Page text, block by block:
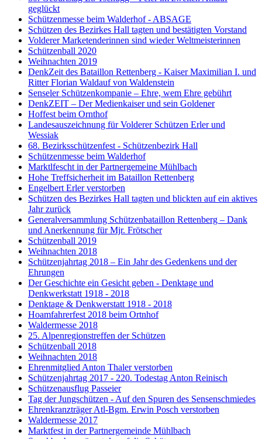
geglückt
Schützenmesse beim Walderhof - ABSAGE
Schützen des Bezirkes Hall tagten und bestätigten Vorstand
Volderer Marketenderinnen sind wieder Weltmeisterinnen
Schützenball 2020
Weihnachten 2019
DenkZeit des Bataillon Rettenberg - Kaiser Maximilian I. und
Ritter Florian Waldauf von Waldenstein
Senseler Schützenkompanie – Ehre, wem Ehre gebührt
DenkZEIT – Der Medienkaiser und sein Goldener
Hoffest beim Ornthof
Landesauszeichnung für Volderer Schützen Erler und
Wessiak
68. Bezirksschützenfest - Schützenbezirk Hall
Schützenmesse beim Walderhof
Marktlfescht in der Partnergemeine Mühlbach
Hohe Treffsicherheit im Bataillon Rettenberg
Engelbert Erler verstorben
Schützen des Bezirkes Hall tagten und blickten auf ein aktives
Jahr zurück
Generalversammlung Schützenbataillon Rettenberg – Dank
und Anerkennung für Mjr. Frötscher
Schützenball 2019
Weihnachten 2018
Schützenjahrtag 2018 – Ein Jahr des Gedenkens und der
Ehrungen
Der Geschichte ein Gesicht geben - Denktage und
Denkwerkstatt 1918 - 2018
Denktage & Denkwerstatt 1918 - 2018
Hoamfahrerfest 2018 beim Ortnhof
Waldermesse 2018
25. Alpenregionstreffen der Schützen
Schützenball 2018
Weihnachten 2018
Ehrenmitglied Anton Thaler verstorben
Schützenjahrtag 2017 - 220. Todestag Anton Reinisch
Schützenausflug Passeier
Tag der Jungschützen - Auf den Spuren des Sensenschmiedes
Ehrenkranzträger Atl-Bgm. Erwin Posch verstorben
Waldermesse 2017
Marktfest in der Partnergemeinde Mühlbach